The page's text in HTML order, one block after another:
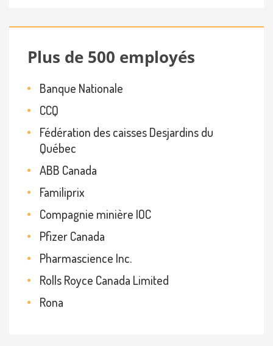
Plus de 500 employés
Banque Nationale
CCQ
Fédération des caisses Desjardins du
Québec
ABB Canada
Familiprix
Compagnie minière IOC
Pfizer Canada
Pharmascience Inc.
Rolls Royce Canada Limited
Rona